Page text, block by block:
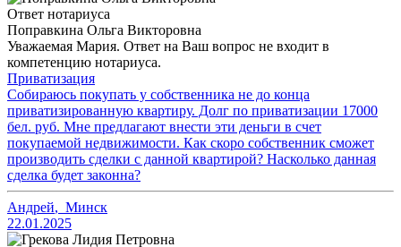
Ответ нотариуса
Поправкина Ольга Викторовна
Уважаемая Мария. Ответ на Ваш вопрос не входит в
компетенцию нотариуса.
Приватизация
Собираюсь покупать у собственника не до конца
приватизированную квартиру. Долг по приватизации 17000
бел. руб. Мне предлагают внести эти деньги в счет
покупаемой недвижимости. Как скоро собственник сможет
производить сделки с данной квартирой? Насколько данная
сделка будет законна?
Андрей, Минск
22.01.2025